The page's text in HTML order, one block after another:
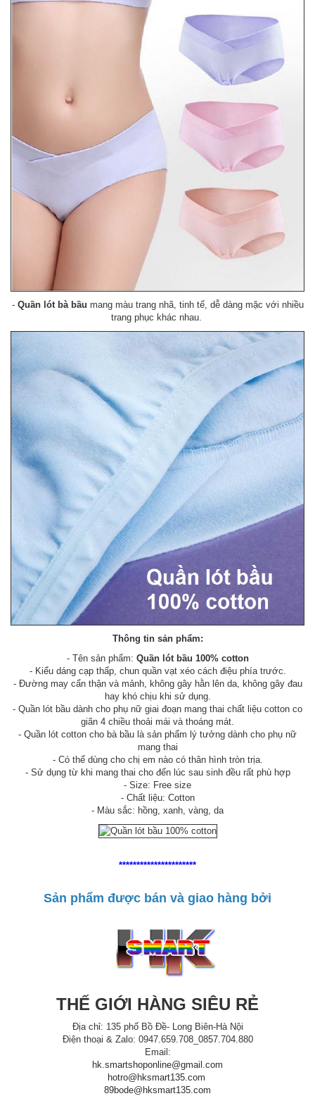
- Quần lót bà bầu mang màu trang nhã, tinh tế, dễ dàng mặc với nhiều
trang phục khác nhau.
Thông tin sản phẩm:
- Tên sản phẩm: Quần lót bầu 100% cotton
- Kiểu dáng cạp thấp, chun quần vạt xéo cách điệu phía trước.
- Đường may cẩn thận và mảnh, không gây hằn lên da, không gây đau
hay khó chịu khi sử dụng.
- Quần lót bầu dành cho phụ nữ giai đoạn mang thai chất liệu cotton co
giãn 4 chiều thoải mái và thoáng mát.
- Quần lót cotton cho bà bầu là sản phẩm lý tưởng dành cho phụ nữ
mang thai
- Có thể dùng cho chị em nào có thân hình tròn trịa.
- Sử dụng từ khi mang thai cho đến lúc sau sinh đều rất phù hợp
- Size: Free size
- Chất liệu: Cotton
- Màu sắc: hồng, xanh, vàng, da
**********************
Sản phẩm được bán và giao hàng bởi
THẾ GIỚI HÀNG SIÊU RẺ
Địa chỉ: 135 phố Bồ Đề- Long Biên-Hà Nội
Điện thoại & Zalo: 0947.659.708_0857.704.880
Email:
hk.smartshoponline@gmail.com
hotro@hksmart135.com
89bode@hksmart135.com